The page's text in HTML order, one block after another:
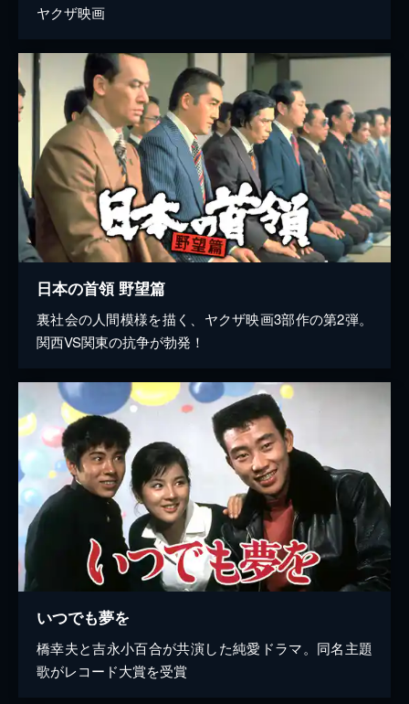
ヤクザ映画
日本の首領 野望篇
裏社会の人間模様を描く、ヤクザ映画3部作の第2弾。
関西VS関東の抗争が勃発！
いつでも夢を
橋幸夫と吉永小百合が共演した純愛ドラマ。同名主題
歌がレコード大賞を受賞